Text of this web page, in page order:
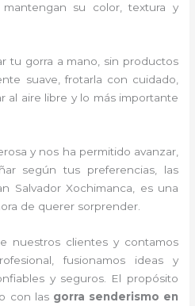
su color, textura y
tu gorra a mano, sin productos
suave, frotarla con cuidado,
al aire libre y lo más importante
y nos ha permitido avanzar,
según tus preferencias, las
Salvador Xochimanca, es una
de querer sorprender.
nuestros clientes y contamos
fusionamos ideas y
y seguros. El propósito
con las gorra senderismo en